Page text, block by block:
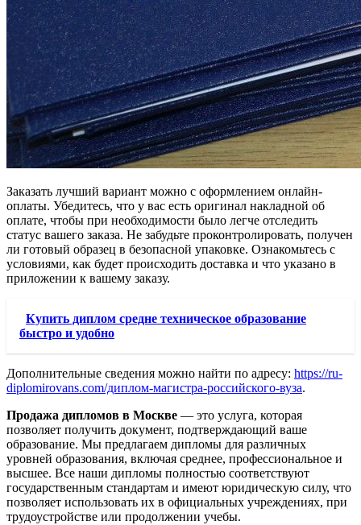
Заказать лучший вариант можно с оформлением онлайн-
оплаты. Убедитесь, что у вас есть оригинал накладной об
оплате, чтобы при необходимости было легче отследить
статус вашего заказа. Не забудьте проконтролировать, получен
ли готовый образец в безопасной упаковке. Ознакомьтесь с
условиями, как будет происходить доставка и что указано в
приложении к вашему заказу.
Купить диплом средне техническое образование
быстро и удобно
Дополнительные сведения можно найти по адресу: https://ru-
diplomirovans.com/диплом-магистра-российского-вуза.
Продажа дипломов в Москве — это услуга, которая
позволяет получить документ, подтверждающий ваше
образование. Мы предлагаем дипломы для различных
уровней образования, включая среднее, профессиональное и
высшее. Все наши дипломы полностью соответствуют
государственным стандартам и имеют юридическую силу, что
позволяет использовать их в официальных учреждениях, при
трудоустройстве или продолжении учебы.